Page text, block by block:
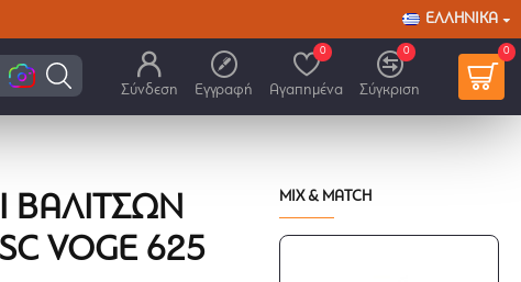
ΕΛΛΗΝΙΚΆ
Σύνδεση Εγγραφή Αγαπημένα
0
Σύγκριση
0 0
ΒΑΛΙΤΣΏΝ
VOGE 625
MIX & MATCH